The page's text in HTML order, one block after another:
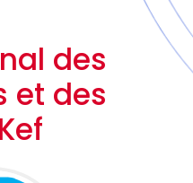
des
et des